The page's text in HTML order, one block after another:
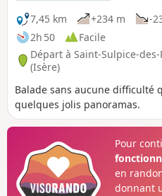
7,45 km +234 m
-
2h 50
Facile
Départ à Saint-Sulpice-des-
(Isère)
Balade sans aucune difficulté
quelques jolis panoramas.
Pour
en
donnant